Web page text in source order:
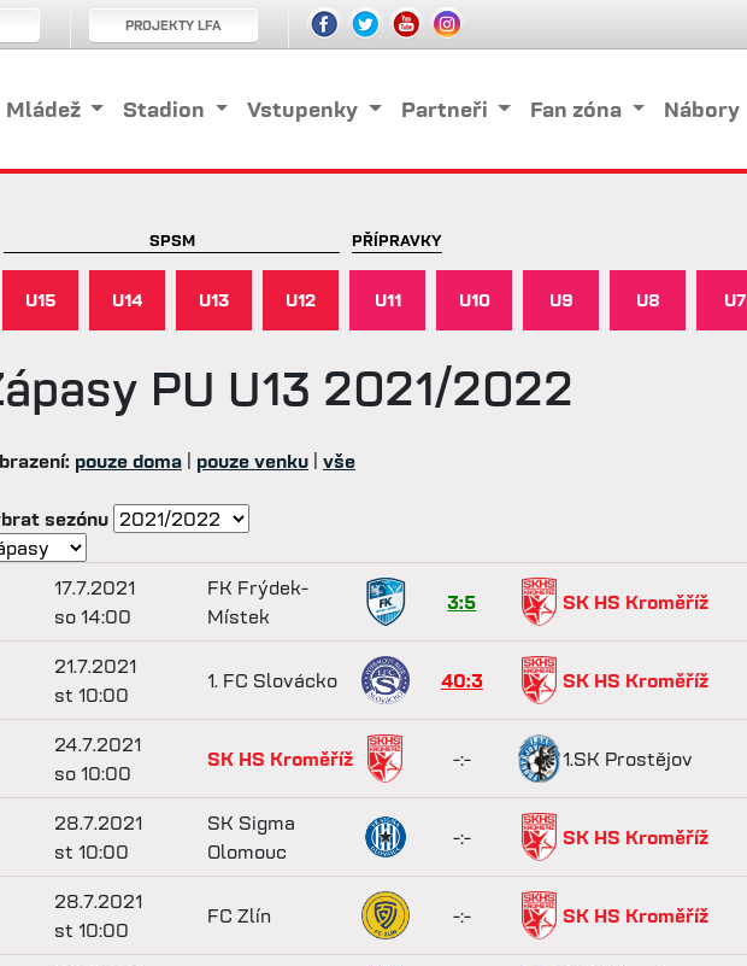
Mládež Stadion Vstupenky Partneři Fan zóna Nábory
SPSM PŘÍPRAVKY
U15 U14 U13 U12 U11 U10 U9 U8 U7
PU U13 2021/2022
pouze doma pouze venku vše
sezónu
17.7.2021
so 14:00
FK Frýdek-
Místek
3:5 SK HS Kroměříž
21.7.2021
st 10:00
1. FC Slovácko 40:3 SK HS Kroměříž
24.7.2021
so 10:00
SK HS Kroměříž -:- 1.SK Prostějov
28.7.2021
st 10:00
SK Sigma
Olomouc
-:- SK HS Kroměříž
28.7.2021
st 10:00
FC Zlín -:- SK HS Kroměříž
PROJEKTY LFA